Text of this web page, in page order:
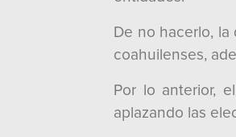
De no hacerlo,
coahuilenses,
Por lo anterior,
aplazando las